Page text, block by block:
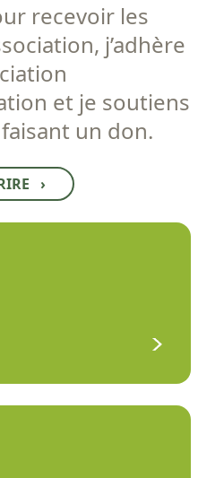
recevoir les
j’adhère
et je soutiens
un don.
›